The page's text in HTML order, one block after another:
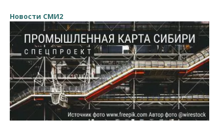
Новости СМИ2